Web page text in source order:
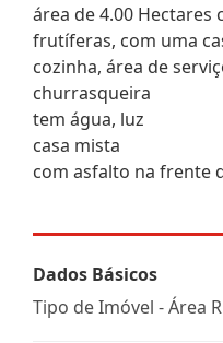
área de 4.00
frutíferas, com uma
cozinha, área de
churrasqueira
tem água, luz
casa mista
com asfalto na frente
Dados Básicos
Tipo de Imóvel - Área